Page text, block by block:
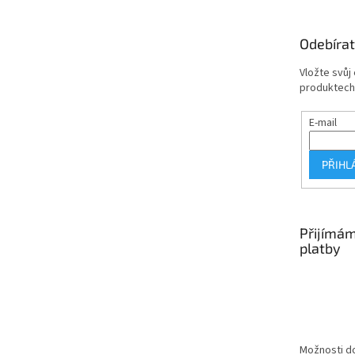
Vložte svůj
E-mail
platby
Možnosti